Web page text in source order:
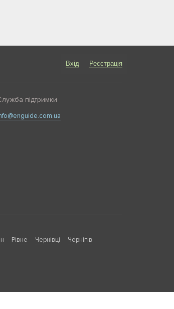
Вхід Реєстрація
підтримки
Рівне Чернівці
Чернігів